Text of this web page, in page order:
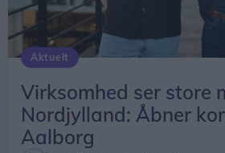
Aktuelt
Virksomhed ser store
Nordjylland: Åbner
Aalborg